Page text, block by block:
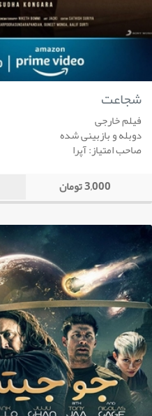
شجاعت
فیلم خارجی
دوبله و بازبینی شده
صاحب امتیاز: آپرا
3,000 تومان